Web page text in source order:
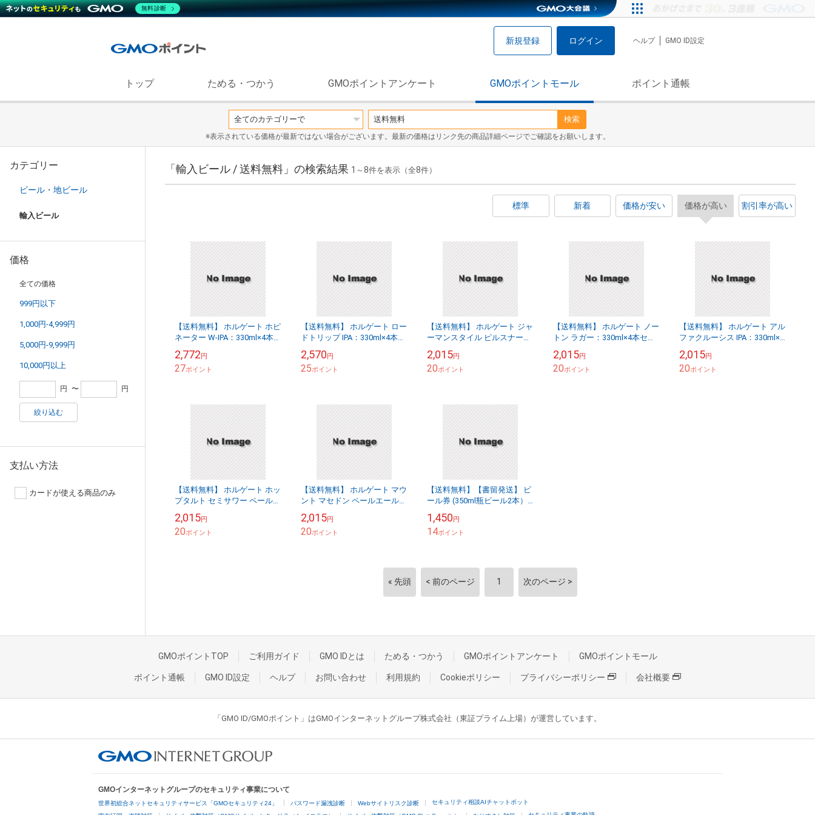
新規登録 ログイン ヘルプ GMO ID設定
トップ ためる・つかう GMOポイントアンケート GMOポイントモール ポイント通帳
検索
※表示されている価格が最新ではない場合がございます。最新の価格はリンク先の商品詳細ページでご確認をお願いします。
カテゴリー
ビール・地ビール
輸入ビール
価格
全ての価格
999円以下
1,000円-4,999円
5,000円-9,999円
10,000円以上
円 〜 円
絞り込む
支払い方法
カードが使える商品のみ
「輸入ビール / 送料無料」の検索結果 1 ～ 8件を表示（全8件）
標準 新着 価格が安い 価格が高い 割引率が高い
【送料無料】 ホルゲート ホピ
ネーター W-IPA：330ml×4本セ
2,772円
27ポイント
【送料無料】 ホルゲート ロー
ドトリップ IPA：330ml×4本セ
【a】品切(74-5)
2,570円
25ポイント
【送料無料】 ホルゲート ジャ
ーマンスタイル ピルスナー：
終売(98-0)
2,015円
20ポイント
【送料無料】 ホルゲート ノー
トン ラガー：330ml×4本セッ
2,015円
20ポイント
【送料無料】 ホルゲート アル
ファクルーシス IPA：330ml×4
区分【a】品切(74-...
2,015円
20ポイント
【送料無料】 ホルゲート ホッ
プタルト セミサワー ペールエ
[75748-4set]：送料区分
【a】...
2,015円
20ポイント
【送料無料】 ホルゲート マウ
ント マセドン ペールエール：
品切(74-5)
2,015円
20ポイント
【送料無料】【書留発送】 ビ
ール券 (350ml瓶ビール2本）
1,450円
14ポイント
« 先頭 < 前のページ 1 次のページ >
GMOポイントTOP ご利用ガイド GMO IDとは ためる・つかう GMOポイントアンケート GMOポイントモール
ポイント通帳 GMO ID設定 ヘルプ お問い合わせ 利用規約 Cookieポリシー プライバシーポリシー 会社概要
「GMO ID/GMOポイント」はGMOインターネットグループ株式会社（東証プライム上場）が運営しています。
GMOインターネットグループのセキュリティ事業について
世界初総合ネットセキュリティサービス「GMOセキュリティ24」 パスワード漏洩診断 Webサイトリスク診断 セキュリティ相談AIチャットボット
無料診断